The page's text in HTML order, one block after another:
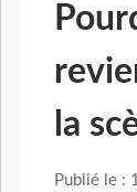
la
Publié le :